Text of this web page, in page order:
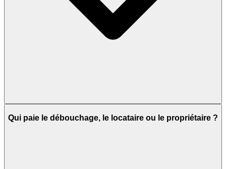
Qui paie le débouchage, le locataire ou le propriétaire ?